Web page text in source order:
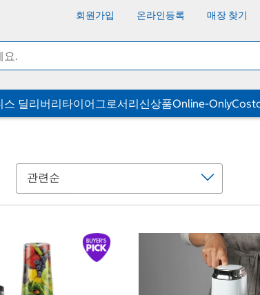
회원가입 온라인등록 매장 찾기
스 딜리버리타이어그로서리신상품Online-Only